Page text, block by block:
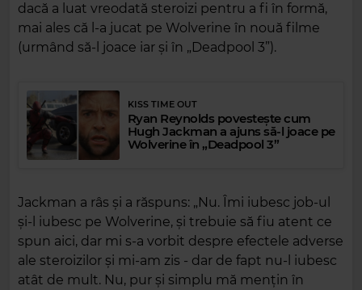
dacă a luat vreodată steroizi pentru a fi în formă,
mai ales că l-a jucat pe Wolverine în nouă filme
(urmând să-l joace iar și în „Deadpool 3”).
KISS TIME OUT
Ryan Reynolds povestește cum
Hugh Jackman a ajuns să-l joace pe
Wolverine în „Deadpool 3”
Jackman a râs și a răspuns: „Nu. Îmi iubesc job-ul
și-l iubesc pe Wolverine, și trebuie să fiu atent ce
spun aici, dar mi s-a vorbit despre efectele adverse
ale steroizilor și mi-am zis - dar de fapt nu-l iubesc
atât de mult. Nu, pur și simplu mă mențin în